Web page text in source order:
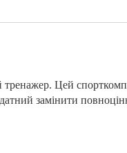
тренажер. Цей
замінити